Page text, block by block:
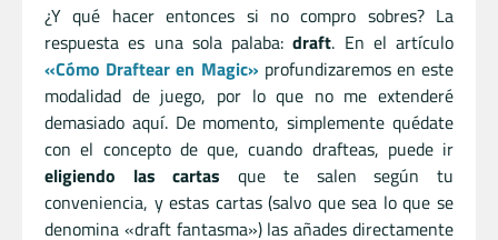
¿Y qué hacer entonces si no compro sobres? La
respuesta es una sola palaba:draft. En el artículo
«Cómo Draftear en Magic» profundizaremos en este
modalidad de juego, por lo que no me extenderé
demasiado aquí. De momento, simplemente quédate
con el concepto de que, cuando drafteas, puede ir
eligiendo las cartas que te salen según tu
conveniencia, y estas cartas (salvo que sea lo que se
denomina «draft fantasma») las añades directamente